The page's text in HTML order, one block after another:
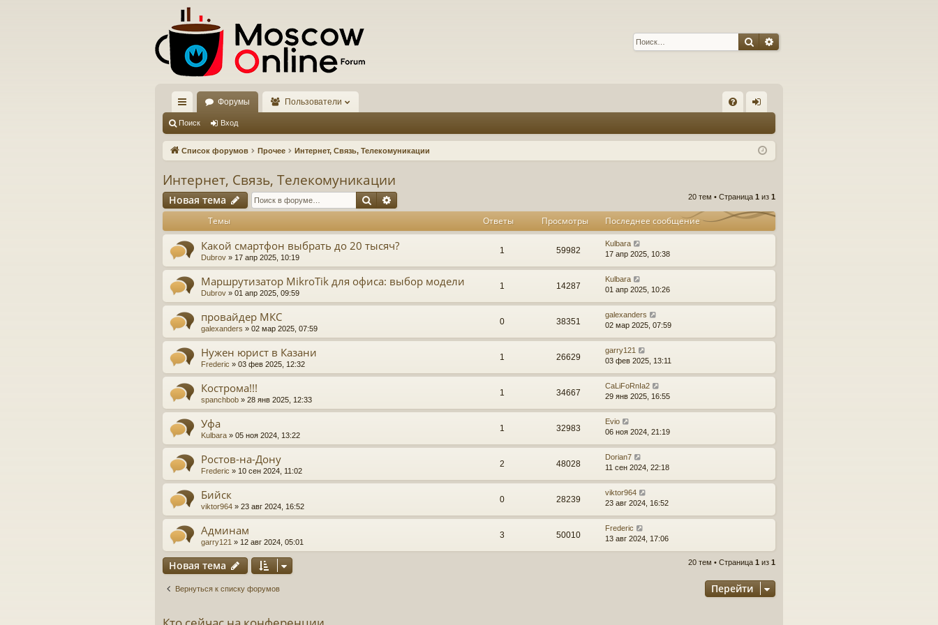
ПоискРасширенный поиск
с
ы
и
Форумы Пользователи
Q д
Поиск Вход
Список форумов Прочее Интернет, Связь, Телекомуникации
Интернет, Связь, Телекомуникации
Новая тема Поиск 20 тем • Страница 1 из 1
Темы Ответы Просмотры Последнее сообщение
Какой смартфон выбрать до 20 тысяч?
Dubrov » 17 апр 2025, 10:19
1 59982
Kulbara
17 апр 2025, 10:38
Маршрутизатор MikroTik для офиса: выбор модели
Dubrov » 01 апр 2025, 09:59
1 14287
Kulbara
01 апр 2025, 10:26
провайдер МКС
galexanders » 02 мар 2025, 07:59
0 38351
galexanders
02 мар 2025, 07:59
Нужен юрист в Казани
Frederic » 03 фев 2025, 12:32
1 26629
garry121
03 фев 2025, 13:11
Кострома!!!
spanchbob » 28 янв 2025, 12:33
1 34667
CaLiFoRnIa2
29 янв 2025, 16:55
Уфа
Kulbara » 05 ноя 2024, 13:22
1 32983
Evio
06 ноя 2024, 21:19
Ростов-на-Дону
Frederic » 10 сен 2024, 11:02
2 48028
Dorian7
11 сен 2024, 22:18
Бийск
viktor964 » 23 авг 2024, 16:52
0 28239
viktor964
23 авг 2024, 16:52
Админам
garry121 » 12 авг 2024, 05:01
3 50010
Frederic
13 авг 2024, 17:06
Новая тема 20 тем • Страница 1 из 1
Вернуться к списку форумов Перейти